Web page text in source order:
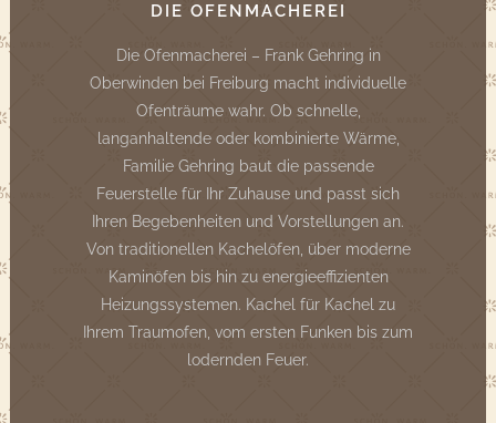
DIE OFENMACHEREI
Die Ofenmacherei – Frank Gehring in
Oberwinden bei Freiburg macht individuelle
Ofenträume wahr. Ob schnelle,
langanhaltende oder kombinierte Wärme,
Familie Gehring baut die passende
Feuerstelle für Ihr Zuhause und passt sich
Ihren Begebenheiten und Vorstellungen an.
Von traditionellen Kachelöfen, über moderne
Kaminöfen bis hin zu energieeffizienten
Heizungssystemen. Kachel für Kachel zu
Ihrem Traumofen, vom ersten Funken bis zum
lodernden Feuer.